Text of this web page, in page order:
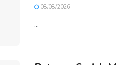
08/08/2026